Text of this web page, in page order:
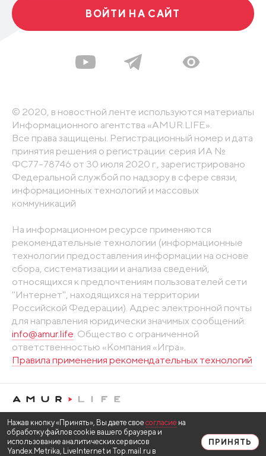
ВОЙТИ НА САЙТ
© 2020, в новостной ленте используются материалы
Информационного агентства «AMUR.LIFE».
Все права защищены. Регистрационный номер и дата
принятия решения о регистрации: серия ИА №
ФС77-78746 от 30 июля 2020 г., зарегистрировано
Федеральной службой по надзору в сфере связи,
информационных технологий и массовых
коммуникаций
На информационном ресурсе применяются
рекомендательные технологии (информационные
технологии предоставления информации на основе
сбора, систематизации и анализа сведений,
относящихся к предпочтениям пользователей сети
"Интернет", находящихся на территории
Российской Федерации). Адрес электронной почты
для направления юридически значимых сообщений:
info@amur.life . Общество с ограниченной
ответственностью «Компания «Игра».
Правила применения рекомендательных технологий
Нажав кнопку «Принять», Вы даете свое согласие на
обработку файлов cookie вашего браузера и
использование аналитических сервисов
Yandex.Metrika, LiveInternet и Top.mail.ru в
ПРИНЯТЬ